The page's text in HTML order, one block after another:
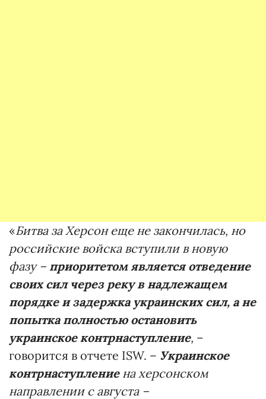
«Битва за Херсон еще не закончилась, но
российские войска вступили в новую
фазу – приоритетом является отведение
своих сил через реку в надлежащем
порядке и задержка украинских сил, а не
попытка полностью остановить
украинское контрнаступление, –
говорится в отчете ISW. – Украинское
контрнаступлениена херсонском
направлении с августа –